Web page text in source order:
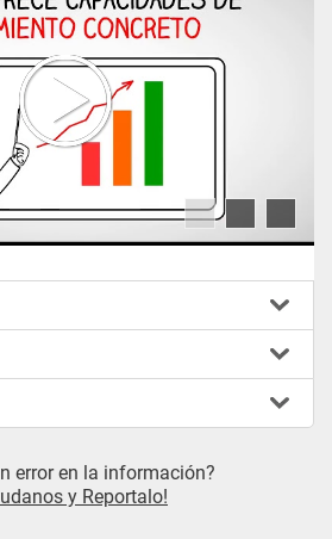
error en la información?
y Reportalo!